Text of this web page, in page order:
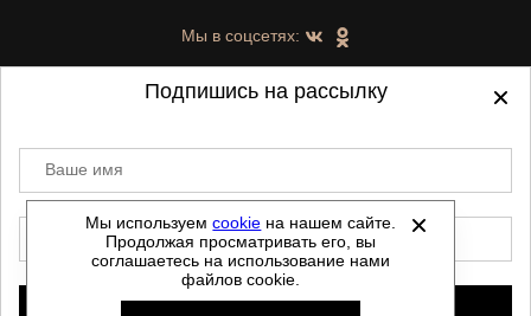
Мы в соцсетях:
©2021-2026 - ShoesTown.ru - все права
защищены.
Данный сайт не является интернет магазином и
не является публичной офертой.
Политика обработки персональных данных
Мы используемcookie на нашем сайте.
Продолжая просматривать его, вы
соглашаетесь на использование нами
файлов cookie.
Подпишись на рассылку
Ваше имя